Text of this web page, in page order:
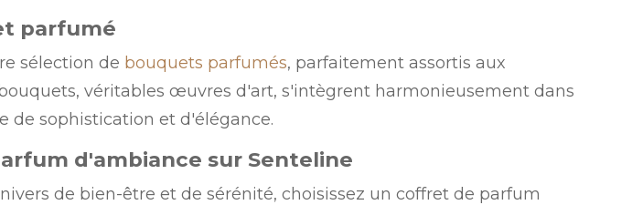
parfumé
sélection de bouquets parfumés, parfaitement assortis aux
véritables œuvres d'art, s'intègrent harmonieusement dans
de sophistication et d'élégance.
d'ambiance sur Senteline
de bien-être et de sérénité, choisissez un coffret de parfum